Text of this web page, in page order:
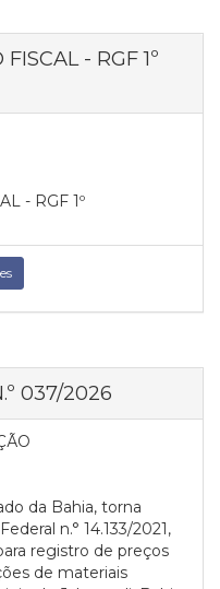
- RGF 1º
- RGF 1º
037/2026
da Bahia, torna
n.° 14.133/2021,
registro de preços
de materiais